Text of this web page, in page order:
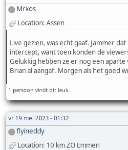
Mrkos
Location: Assen
Live gezien, was echt gaaf. Jammer
intercept, want toen konden de
Gelukkig hebben ze er nog een aparte
Brian al aangaf. Morgen als het goed
1 persoon vindt dit leuk.
vr 19 mei 2023 - 01:32
flyineddy
Location: 10 km ZO Emmen